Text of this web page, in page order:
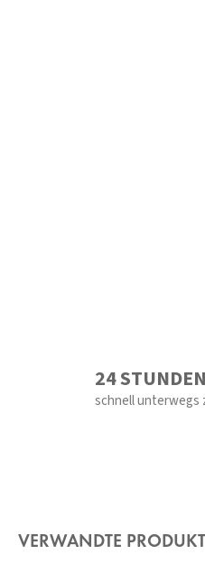
24
schnell unterwegs
VERWANDTE